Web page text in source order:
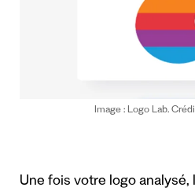
Image : Logo Lab.
Une fois votre logo